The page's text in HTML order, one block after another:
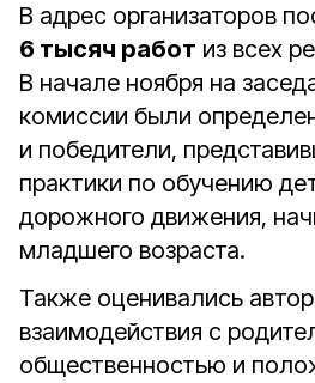
В адрес организаторов
6 тысяч работ из всех
В начале ноября на
комиссии были
и победители,
практики по обучению
дорожного движения,
младшего возраста.
Также оценивались
взаимодействия с
общественностью и